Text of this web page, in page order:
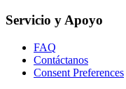
Servicio y Apoyo
FAQ
Contáctanos
Consent Preferences